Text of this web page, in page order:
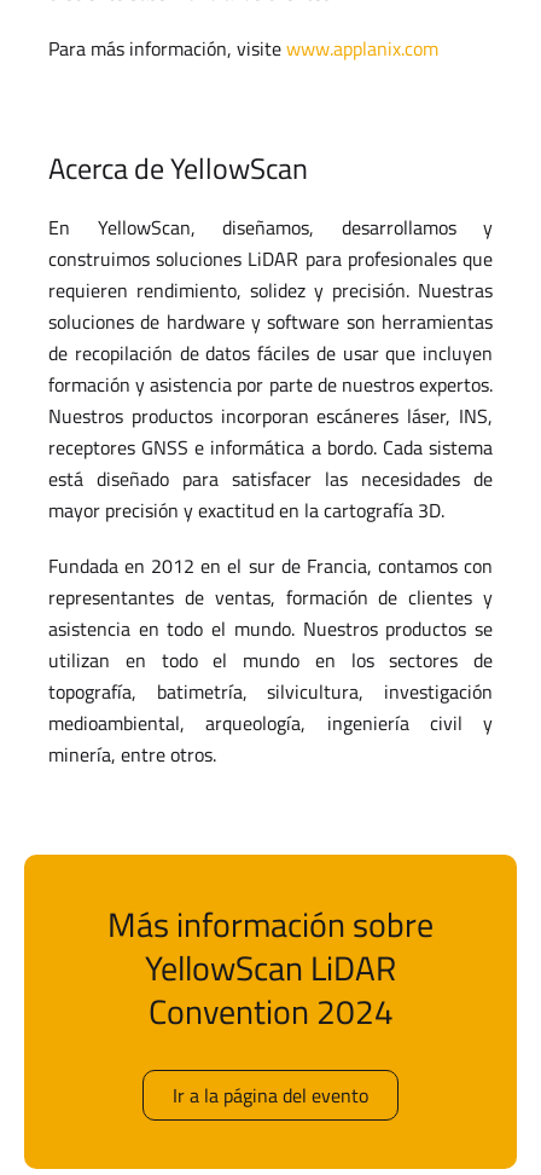
Para más información, visitewww.applanix.com
Acerca de YellowScan
En YellowScan, diseñamos, desarrollamos y
construimos soluciones LiDAR para profesionales que
requieren rendimiento, solidez y precisión. Nuestras
soluciones de hardware y software son herramientas
de recopilación de datos fáciles de usar que incluyen
formación y asistencia por parte de nuestros expertos.
Nuestros productos incorporan escáneres láser, INS,
receptores GNSS e informática a bordo. Cada sistema
está diseñado para satisfacer las necesidades de
mayor precisión y exactitud en la cartografía 3D.
Fundada en 2012 en el sur de Francia, contamos con
representantes de ventas, formación de clientes y
asistencia en todo el mundo. Nuestros productos se
utilizan en todo el mundo en los sectores de
topografía, batimetría, silvicultura, investigación
medioambiental, arqueología, ingeniería civil y
minería, entre otros.
Más información sobre
YellowScan LiDAR
Convention 2024
Ir a la página del evento